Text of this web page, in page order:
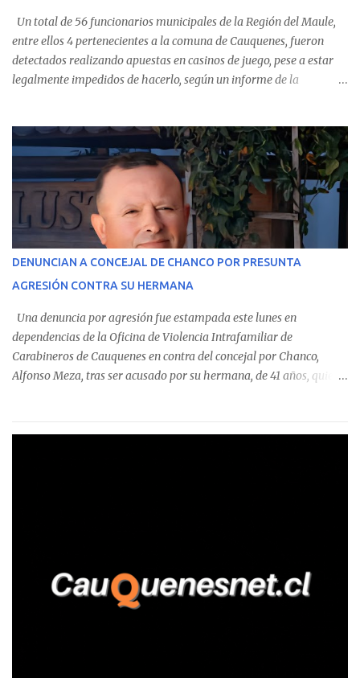
Un total de 56 funcionarios municipales de la Región del Maule,
entre ellos 4 pertenecientes a la comuna de Cauquenes, fueron
detectados realizando apuestas en casinos de juego, pese a estar
legalmente impedidos de hacerlo, según un informe de la
estableció que estos funcionarios —quienes administran o
custodian fondos públicos— efectuaron transacciones por un
monto total de $116.075.918 entre enero de 2024 y junio de 2025.
En el detalle regional, se indica que en la comuna de Cauquenes se
identificó a cuatro funcionarios involucrados en este tipo de
operaciones. Asimismo, se precisa que uno de los casos
corresponde a un funcionario de la Municipalidad de Chanco,
detectaron incumplimientos a la normativa vigente. El informe
precisa que la mayor cantidad de dinero apostado se registró en
Talca, donde...
DENUNCIAN A CONCEJAL DE CHANCO POR PRESUNTA
AGRESIÓN CONTRA SU HERMANA
Una denuncia por agresión fue estampada este lunes en
dependencias de la Oficina de Violencia Intrafamiliar de
Carabineros de Cauquenes en contra del concejal por Chanco,
Alfonso Meza, tras ser acusado por su hermana, de 41 años, quien
relató que los hechos ocurrieron cerca de las 11:30 horas en el
trabajadores, el edil descendió del vehículo y, en medio de la
confrontación, la habría tomado de los hombros, empujado al
suelo y agredido con golpes de pies y manos, mientr...